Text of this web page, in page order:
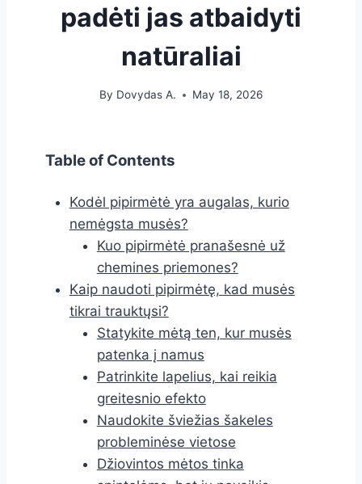
padėti jas atbaidyti
natūraliai
By Dovydas A. May 18, 2026
Table of Contents
Kodėl pipirmėtė yra augalas, kurio
nemėgsta musės?
Kuo pipirmėtė pranašesnė už
chemines priemones?
Kaip naudoti pipirmėtę, kad musės
tikrai trauktųsi?
Statykite mėtą ten, kur musės
patenka į namus
Patrinkite lapelius, kai reikia
greitesnio efekto
Naudokite šviežias šakeles
probleminėse vietose
Džiovintos mėtos tinka